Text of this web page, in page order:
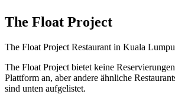
The Float Project
The Float Project Restaurant in Kuala
The Float Project bietet keine
Plattform an, aber andere ähnliche
sind unten aufgelistet.